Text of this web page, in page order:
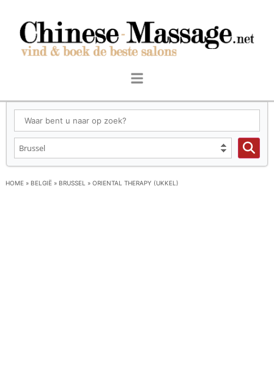
HOME » BELGIË » BRUSSEL » ORIENTAL THERAPY (UKKEL)